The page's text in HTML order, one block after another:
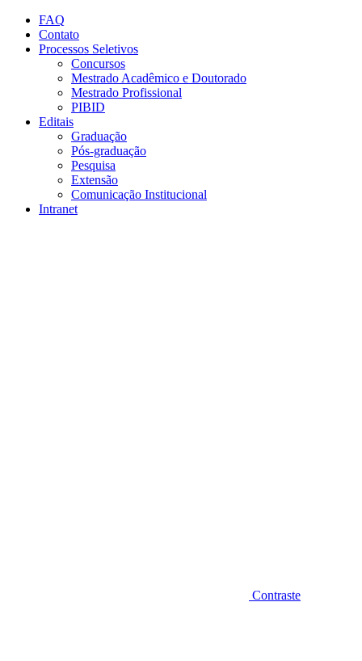
Conteúdo principal
FAQ
Contato
Processos Seletivos
Concursos
Mestrado Acadêmico e Doutorado
Mestrado Profissional
PIBID
Editais
Graduação
Pós-graduação
Pesquisa
Extensão
Comunicação Institucional
Intranet
Contraste